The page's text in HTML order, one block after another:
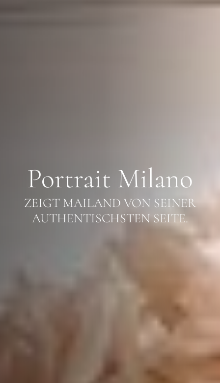
Portrait Milano
ZEIGT MAILAND VON SEINER
AUTHENTISCHSTEN SEITE.